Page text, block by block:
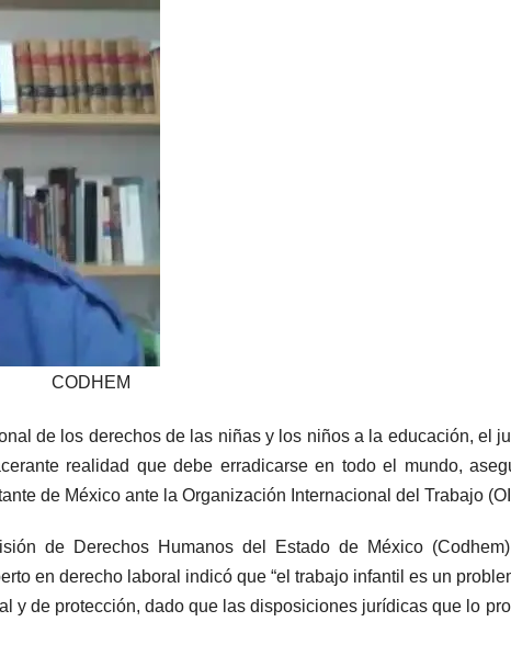
CODHEM
de los derechos de las niñas y los niños a la educación, el
realidad que debe erradicarse en todo el mundo,
de México ante la Organización Internacional del Trabajo
de Derechos Humanos del Estado de México
en derecho laboral indicó que “el trabajo infantil es un
y de protección, dado que las disposiciones jurídicas que lo